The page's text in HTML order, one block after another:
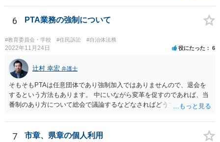
利義務の主体となる法人格を有し、教育事業の主体となっています。
ちなみに、公立学校は教育行政組織上の取扱いとしては「教育機関」
であり、校舎・校地等は地方自治法上「行政財産」とされています。
6 PTA業務の強制について
#教育委員会・学校 #住民訴訟 #自治体法務
2022年11月24日 役にたった 6
辻村 幸宏 弁護士
そもそもPTAは任意団体であり強制加入ではありませんので、退会を
するという方法もあります。 中にいながら変革を促すのであれば、当
番制のあり方について総会で議論するなどなさればどうでしょうか。
7 市章、県章の個人利用